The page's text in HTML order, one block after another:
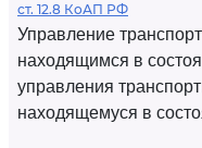
ст. 12.8 КоАП РФ
Управление
находящимся в
управления
находящемуся в